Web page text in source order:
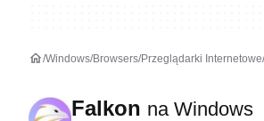
Windows Browsers Przeglądarki Internetowe
Falkon na Windows